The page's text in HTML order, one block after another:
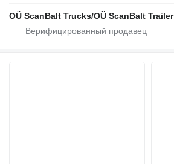
OÜ ScanBalt Trucks/OÜ ScanBalt Trailer